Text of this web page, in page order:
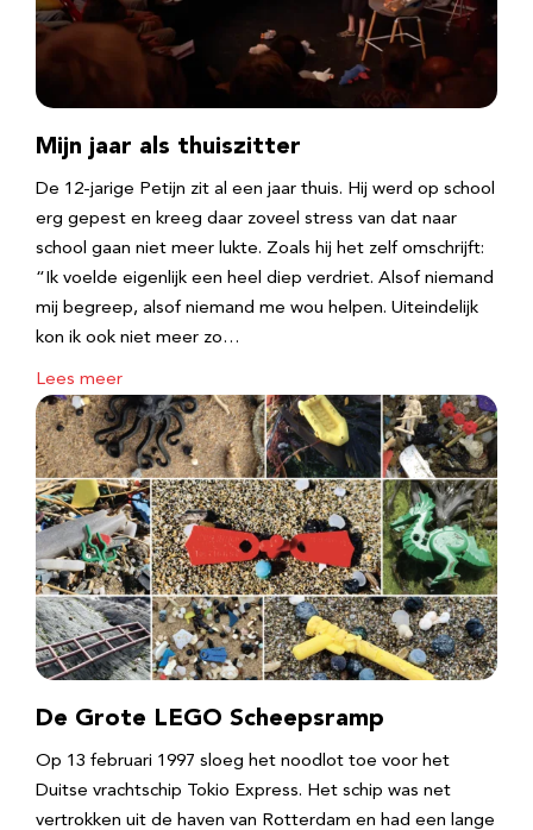
Mijn jaar als thuiszitter
De 12-jarige Petijn zit al een jaar thuis. Hij werd op school
erg gepest en kreeg daar zoveel stress van dat naar
school gaan niet meer lukte. Zoals hij het zelf omschrijft:
“Ik voelde eigenlijk een heel diep verdriet. Alsof niemand
mij begreep, alsof niemand me wou helpen. Uiteindelijk
kon ik ook niet meer zo…
Lees meer
De Grote LEGO Scheepsramp
Op 13 februari 1997 sloeg het noodlot toe voor het
Duitse vrachtschip Tokio Express. Het schip was net
vertrokken uit de haven van Rotterdam en had een lange